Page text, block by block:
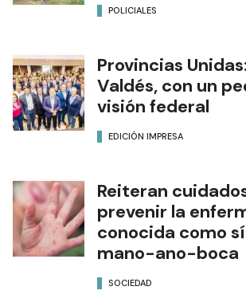
POLICIALES
Provincias
Valdés, con un
visión federal
EDICIÓN IMPRESA
Reiteran
prevenir la
conocida como
mano-ano-boca
SOCIEDAD